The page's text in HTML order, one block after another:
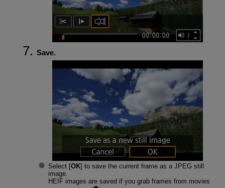
Save.
Select [OK] to save the current frame as a JPEG still
image.
HEIF images are saved if you grab frames from movies